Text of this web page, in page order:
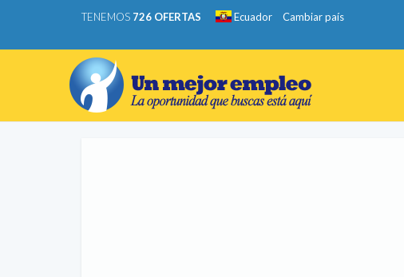
TENEMOS 726 OFERTAS Ecuador Cambiar país